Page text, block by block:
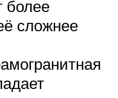
более
сложнее